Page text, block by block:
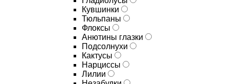
Кувшинки
Тюльпаны
Флоксы
Анютины глазки
Подсолнухи
Кактусы
Нарциссы
Лилии